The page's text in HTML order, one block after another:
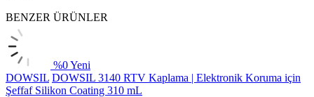
BENZER ÜRÜNLER
%0Yeni
DOWSIL DOWSIL 3140 RTV Kaplama | Elektronik Koruma için
Şeffaf Silikon Coating 310 mL